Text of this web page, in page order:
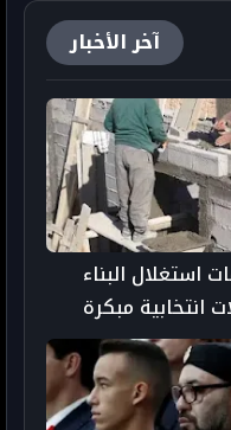
آخر الأخبار
استغلال البناء
مبكرة